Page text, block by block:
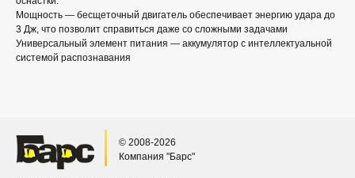
Мощность — бесщеточный двигатель обеспечивает энергию удара до
3 Дж, что позволит справиться даже со сложными задачами
Универсальный элемент питания — аккумулятор с интеллектуальной
системой распознавания
© 2008-2026
Компания "Барс"